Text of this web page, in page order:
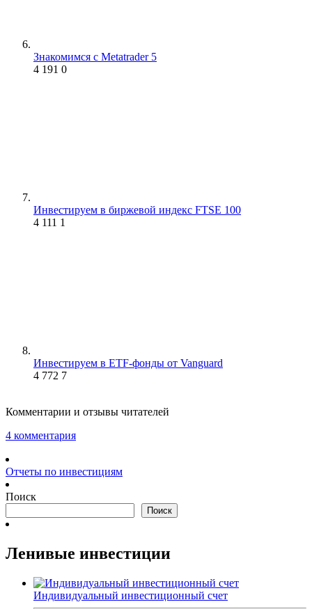
Знакомимся с Metatrader 5
4 191 0
Инвестируем в биржевой индекс FTSE 100
4 111 1
Инвестируем в ETF-фонды от Vanguard
4 772 7
Комментарии и отзывы читателей
4 комментария
Отчеты по инвестициям
Поиск
Поиск
Ленивые инвестиции
Индивидуальный инвестиционный счет